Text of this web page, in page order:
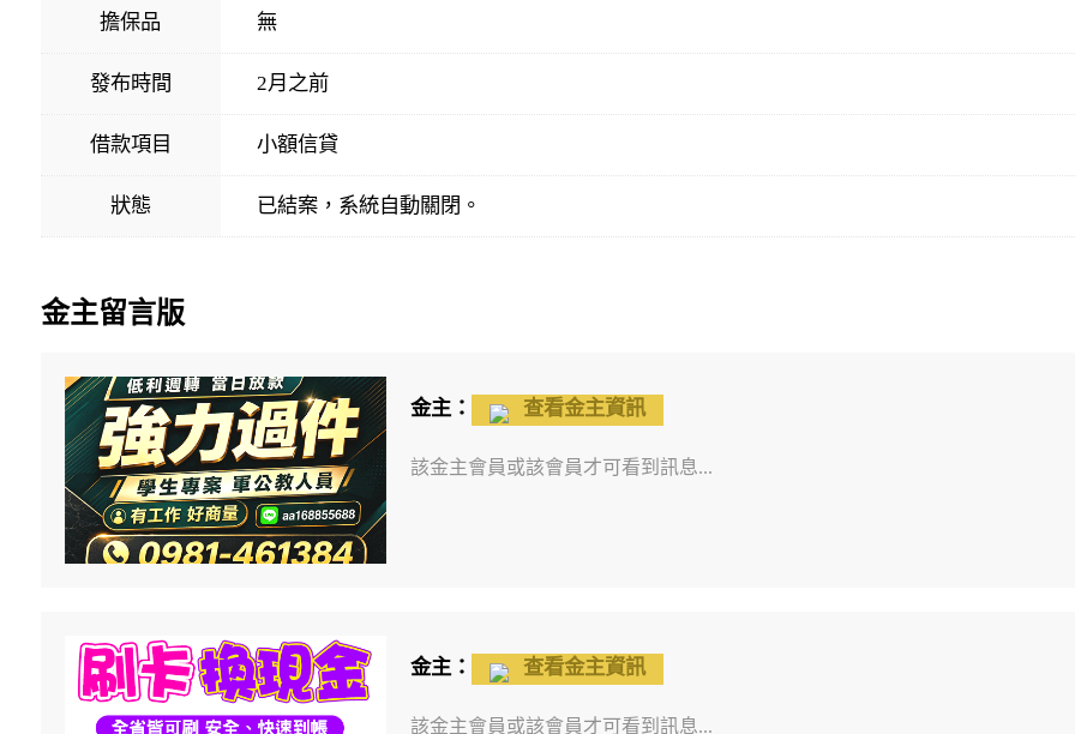
擔保品 無
發布時間 2月之前
借款項目 小額信貸
狀態 已結案，系統自動關閉。
金主留言版
金主： 查看金主資訊
該金主會員或該會員才可看到訊息...
金主： 查看金主資訊
該金主會員或該會員才可看到訊息...